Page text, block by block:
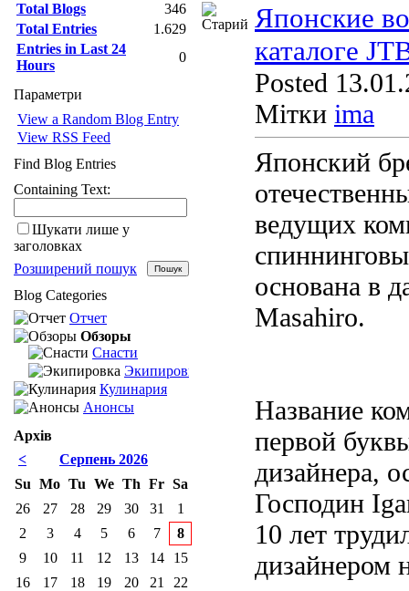
Японские
каталоге
Posted
Мітки ima
Японский
ведущих
основана в
Masahiro.
Название
первой
дизайнера,
Господин
10 лет
дизайнером
Total Blogs
346
Total Entries
1.629
Entries in Last 24
Hours
0
Параметри
View a Random Blog Entry
View RSS Feed
Find Blog Entries
Containing Text:
Шукати лише у
заголовках
Розширений пошук
Blog Categories
Отчет
Обзоры
Снасти
Экипировка
Кулинария
Анонсы
Архів
<
Серпень 2026
Su Mo Tu We Th Fr Sa
26
27 28 29 30 31
1
2
3 4 5 6 7
8
9
10 11 12 13 14
15
16
17 18 19 20 21
22